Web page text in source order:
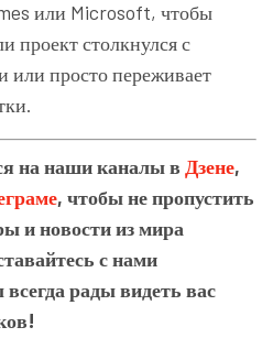
или Microsoft, чтобы
проект столкнулся с
или просто переживает
на наши каналы в Дзене,
, чтобы не пропустить
и новости из мира
с нами
рады видеть вас